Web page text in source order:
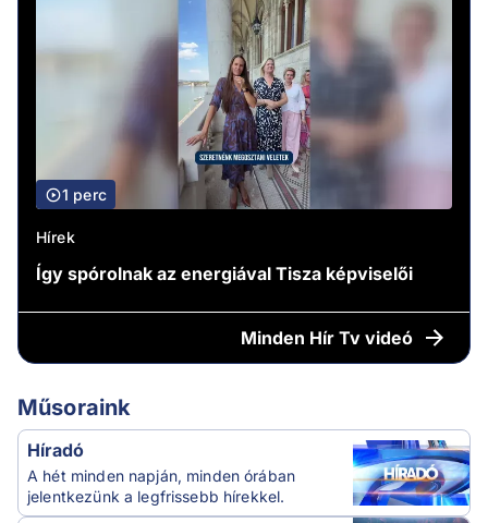
1 perc
Hírek
Így spórolnak az energiával Tisza képviselői
Minden Hír Tv videó
Műsoraink
Híradó
A hét minden napján, minden órában
jelentkezünk a legfrissebb hírekkel.